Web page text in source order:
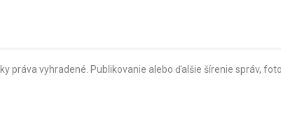
práva vyhradené. Publikovanie alebo ďalšie šírenie správ,